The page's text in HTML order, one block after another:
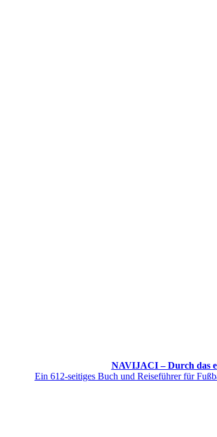
NAVIJACI – Durch das
Ein 612-seitiges Buch und Reiseführer für